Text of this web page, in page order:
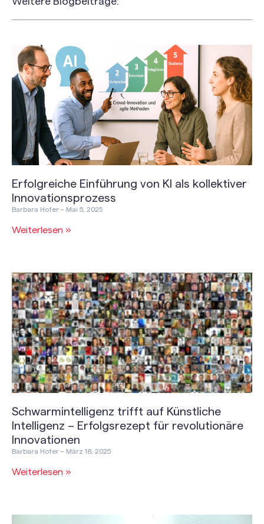
Erfolgreiche Einführung von KI als kollektiver
Innovationsprozess
Barbara Hofer Mai 5, 2025
Weiterlesen »
Schwarmintelligenz trifft auf Künstliche
Intelligenz – Erfolgsrezept für revolutionäre
Innovationen
Barbara Hofer März 18, 2025
Weiterlesen »